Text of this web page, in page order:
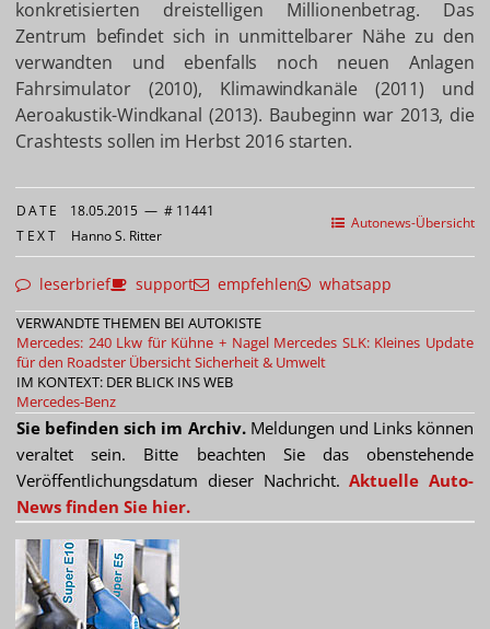
konkretisierten dreistelligen Millionenbetrag. Das
Zentrum befindet sich in unmittelbarer Nähe zu den
verwandten und ebenfalls noch neuen Anlagen
Fahrsimulator (2010), Klimawindkanäle (2011) und
Aeroakustik-Windkanal (2013). Baubeginn war 2013, die
Crashtests sollen im Herbst 2016 starten.
Autonews-Übersicht
DATE 18.05.2015 — # 11441
TEXT Hanno S. Ritter
leserbrief support empfehlen whatsapp
VERWANDTE THEMEN BEI AUTOKISTE
Mercedes: 240 Lkw für Kühne + Nagel Mercedes SLK: Kleines Update
für den Roadster Übersicht Sicherheit & Umwelt
IM KONTEXT: DER BLICK INS WEB
Mercedes-Benz
Sie befinden sich im Archiv.Meldungen und Links können
veraltet sein. Bitte beachten Sie das obenstehende
Veröffentlichungsdatum dieser Nachricht.Aktuelle Auto-
News finden Sie hier.